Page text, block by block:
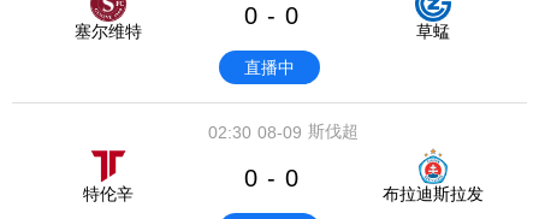
塞尔维特
0 - 0
草蜢
直播中
08-09
02:30 斯伐超
特伦辛
0 - 0
布拉迪斯拉发